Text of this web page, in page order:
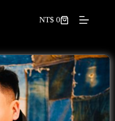
NT$ 0